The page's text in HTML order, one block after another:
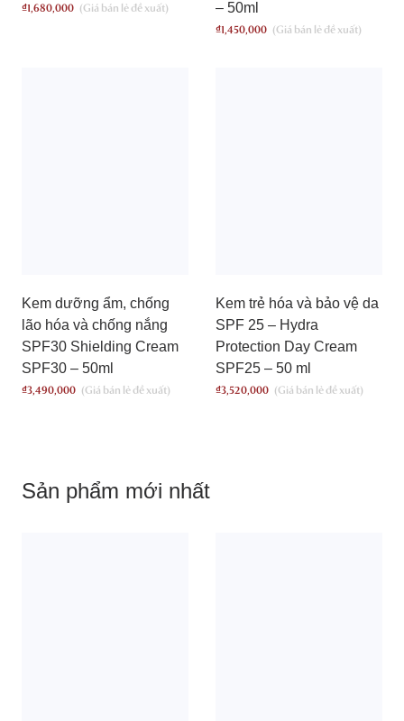
₫ 1,680,000 – 50ml
₫ 1,450,000
Kem dưỡng ẩm, chống
lão hóa và chống nắng
SPF30 Shielding Cream
SPF30 – 50ml
₫3,490,000
Kem trẻ hóa và bảo vệ da
SPF 25 – Hydra
Protection Day Cream
SPF25 – 50 ml
₫3,520,000
Sản phẩm mới nhất